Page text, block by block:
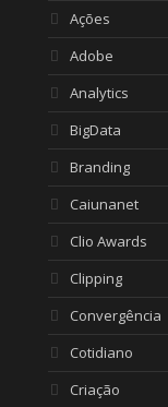
Ações
Adobe
Analytics
BigData
Branding
Caiunanet
Clio Awards
Clipping
Convergência
Cotidiano
Criação